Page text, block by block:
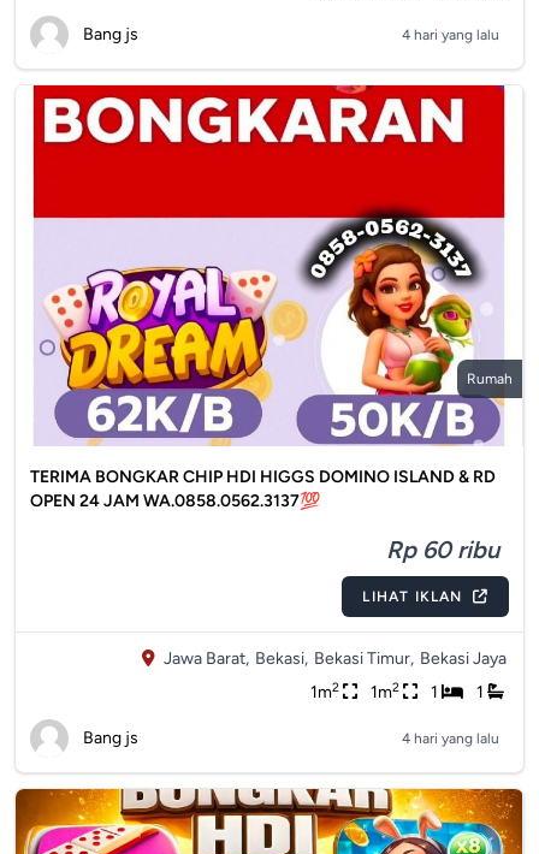
Bang js 4 hari yang lalu
Rumah
TERIMA BONGKAR CHIP HDI HIGGS DOMINO ISLAND & RD
OPEN 24 JAM WA.0858.0562.3137💯
Rp 60 ribu
LIHAT IKLAN
Jawa Barat, Bekasi, Bekasi Timur, Bekasi Jaya
1m2 1m2 1 1
Bang js 4 hari yang lalu